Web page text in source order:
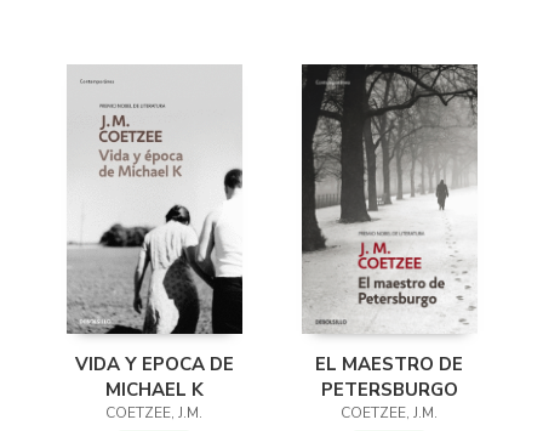
VIDA Y EPOCA DE
MICHAEL K
COETZEE, J.M.
EL MAESTRO DE
PETERSBURGO
COETZEE, J.M.